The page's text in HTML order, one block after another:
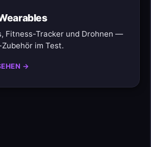
Fitness-Tracker und Drohnen —
im Test.
→